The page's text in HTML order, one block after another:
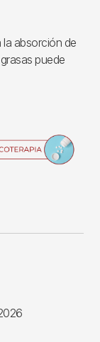
la absorción de
puede